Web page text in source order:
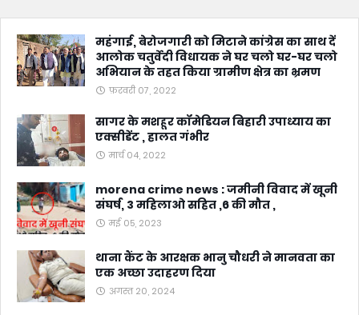
महंगाई, बेरोजगारी को मिटाने कांग्रेस का साथ दें
आलोक चतुर्वेदी विधायक ने घर चलो घर-घर चलो
अभियान के तहत किया ग्रामीण क्षेत्र का भ्रमण
फ़रवरी 07, 2022
सागर के मशहूर कॉमेडियन बिहारी उपाध्याय का
एक्सीडेंट , हालत गंभीर
मार्च 04, 2022
morena crime news : जमीनी विवाद में खूनी
संघर्ष, 3 महिलाओ सहित ,6 की मौत ,
मई 05, 2023
थाना कैंट के आरक्षक भानु चौधरी ने मानवता का
एक अच्छा उदाहरण दिया
अगस्त 20, 2024